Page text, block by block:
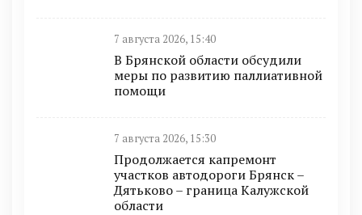
7 августа 2026, 15:40
В Брянской области обсудили
меры по развитию паллиативной
помощи
7 августа 2026, 15:30
Продолжается капремонт
участков автодороги Брянск –
Дятьково – граница Калужской
области